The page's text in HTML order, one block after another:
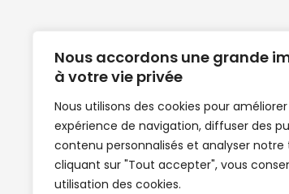
Nous accordons une grande
à votre vie privée
Nous utilisons des cookies pour
expérience de navigation, diffuser des
contenu personnalisés et analyser notre
cliquant sur "Tout accepter", vous
utilisation des cookies.
Clubs de football en
de Guinée de football |
News | Match en direct | But
| Handball Guinee | Match